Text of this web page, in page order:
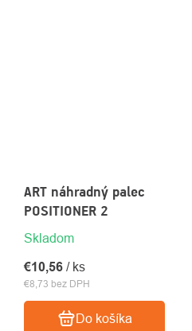
ART náhradný palec
POSITIONER 2
Skladom
€8,73 bez DPH
€10,56 / ks
Do košíka